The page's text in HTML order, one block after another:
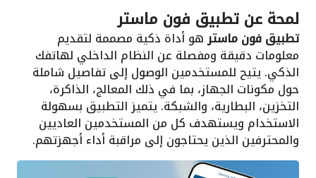
لمحة عن تطبيق فون ماستر
تطبيق فون ماسترهو أداة ذكية مصممة لتقديم
معلومات دقيقة ومفصلة عن النظام الداخلي لهاتفك
الذكي. يتيح للمستخدمين الوصول إلى تفاصيل شاملة
حول مكونات الجهاز، بما في ذلك المعالج، الذاكرة،
التخزين، البطارية، والشبكة. يتميز التطبيق بسهولة
الاستخدام ويستهدف كل من المستخدمين العاديين
والمحترفين الذين يحتاجون إلى مراقبة أداء أجهزتهم.